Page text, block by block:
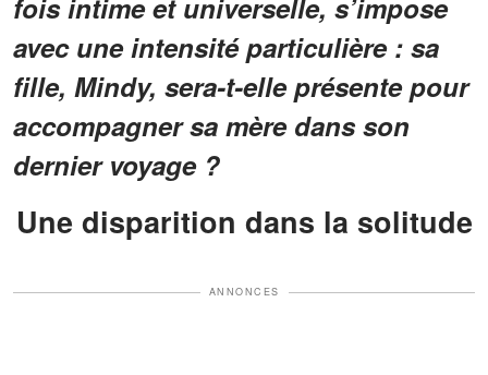
fois intime et universelle, s’impose
avec une intensité particulière : sa
fille, Mindy, sera-t-elle présente pour
accompagner sa mère dans son
dernier voyage ?
Une disparition dans la solitude
ANNONCES